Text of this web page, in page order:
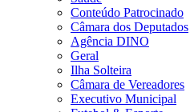
Conteúdo Patrocinado
Câmara dos Deputados
Agência DINO
Geral
Ilha Solteira
Câmara de Vereadores
Executivo Municipal